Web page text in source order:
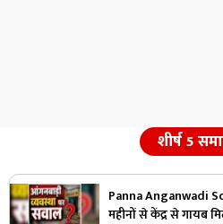
शीर्ष 5
Panna Anganwadi
महीनों से केंद्र से गायब